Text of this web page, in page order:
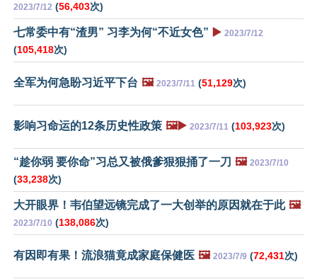
2023/7/12 (56,403次)
七常委中有“渣男” 习李为何“不近女色” ▶️ 2023/7/12
(105,418次)
全军为何急盼习近平下台 🖼️ 2023/7/11 (51,129次)
影响习命运的12条历史性政策 🖼️▶️ 2023/7/11 (103,923次)
“趁你弱 要你命”习总又被俄爹狠狠捅了一刀 🖼️ 2023/7/10
(33,238次)
大开眼界！韦伯望远镜完成了一大创举的原因就在于此 🖼️
2023/7/10 (138,086次)
有因即有果！流浪猫竟成家庭保健医 🖼️ 2023/7/9 (72,431次)